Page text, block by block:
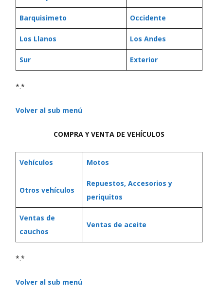
Barquisimeto Occidente
Los Llanos Los Andes
Sur Exterior
*.*
Volver al sub menú
COMPRA Y VENTA DE VEHÍCULOS
Vehículos Motos
Otros vehículos
Repuestos, Accesorios y
periquitos
Ventas de
cauchos
Ventas de aceite
*.*
Volver al sub menú